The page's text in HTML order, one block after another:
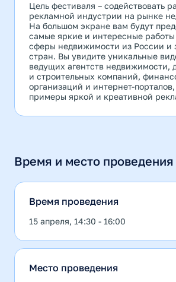
Цель фестиваля – содействовать
рекламной индустрии на рынке
На большом экране вам будут
самые яркие и интересные
сферы недвижимости из России и
стран. Вы увидите уникальные
ведущих агентств недвижимости,
и строительных компаний,
организаций и интернет-
примеры яркой и креативной
Время и место проведения
Время проведения
15 апреля, 14:30 - 16:00
Место проведения